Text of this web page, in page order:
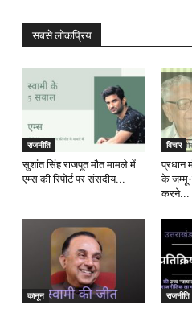
सबसे लोकप्रिय
राजनीति
सुशांत सिंह राजपूत मौत मामले में
एम्स की रिपोर्ट पर संसदीय...
विचार
प्रधान
के जम्मू-
करने...
कानून राजनीति